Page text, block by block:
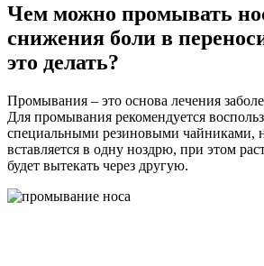
Чем можно промывать
снижения боли в
это делать?
Промывания – это основа лечения
Для промывания рекомендуется
специальными резиновыми чайниками,
вставляется в одну ноздрю, при этом
будет вытекать через другую.